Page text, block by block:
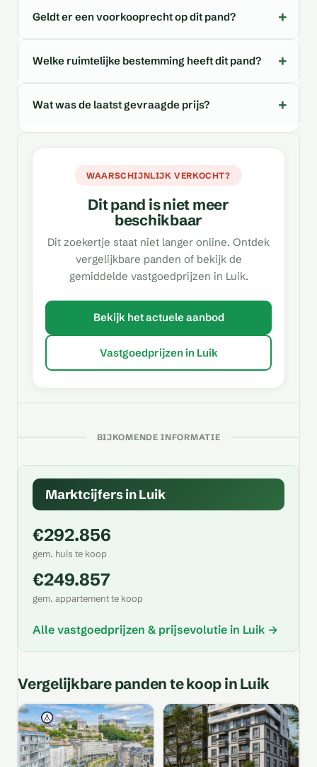
Geldt er een voorkooprecht op dit pand?
Welke ruimtelijke bestemming heeft dit pand?
Wat was de laatst gevraagde prijs?
WAARSCHIJNLIJK VERKOCHT?
Dit pand is niet meer
beschikbaar
Dit zoekertje staat niet langer online. Ontdek
vergelijkbare panden of bekijk de
gemiddelde vastgoedprijzen in Luik.
Bekijk het actuele aanbod
Vastgoedprijzen in Luik
BIJKOMENDE INFORMATIE
Marktcijfers in Luik
€292.856
gem. huis te koop
€249.857
gem. appartement te koop
Alle vastgoedprijzen & prijsevolutie in Luik →
Vergelijkbare panden te koop in Luik